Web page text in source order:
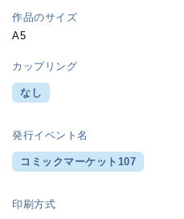
作品のサイズ
A5
カップリング
なし
発行イベント名
コミックマーケット107
印刷方式